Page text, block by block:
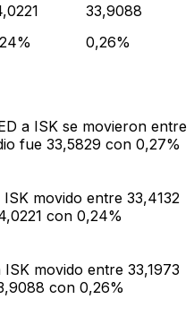
33,9088
0,26%
a ISK se movieron entre
fue 33,5829 con 0,27%
movido entre 33,4132
con 0,24%
movido entre 33,1973
con 0,26%